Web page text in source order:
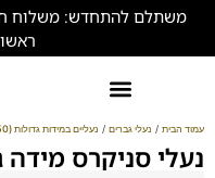
עמוד הבית / נעלי גברים / נעליים במידות גדולות (47-50)
נעלי סניקרס מידה גדולה